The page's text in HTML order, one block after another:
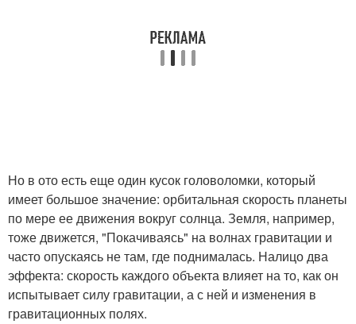
Но в ото есть еще один кусок головоломки, который
имеет большое значение: орбитальная скорость планеты
по мере ее движения вокруг солнца. Земля, например,
тоже движется, "Покачиваясь" на волнах гравитации и
часто опускаясь не там, где поднималась. Налицо два
эффекта: скорость каждого объекта влияет на то, как он
испытывает силу гравитации, а с ней и изменения в
гравитационных полях.